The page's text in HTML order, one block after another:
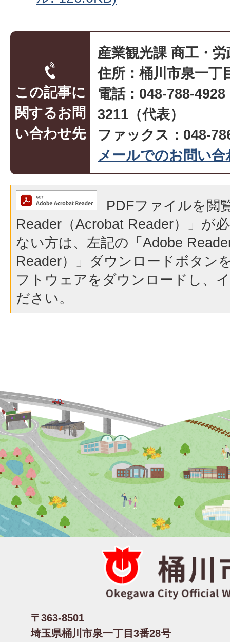
この記事に
関するお問
い合わせ先
産業観光課 商工・労
住所：桶川市泉一丁
電話：048-788-
3211（代表）
ファックス：048-
メールでのお問い
PDFファイルを閲
Reader（Acrobat Reader）」が
ない方は、左記の「Adobe
Reader）」ダウンロードボタン
フトウェアをダウンロードし、
ださい。
〒363-8501
埼玉県桶川市泉一丁目3番28号